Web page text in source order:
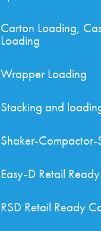
Carton Loading,
Loading
Wrapper Loading
Stacking and
Shaker-Compactor-
Easy-D Retail
RSD Retail Ready